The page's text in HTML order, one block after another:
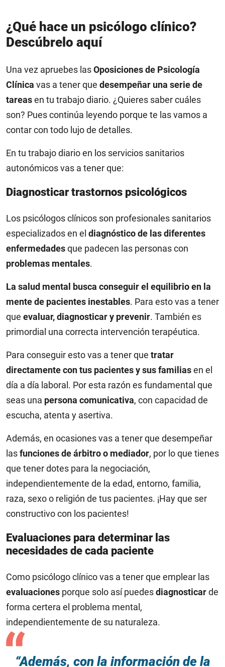
¿Qué hace un psicólogo clínico?
Descúbrelo aquí
Una vez apruebes lasOposiciones de Psicología
Clínica vas a tener que desempeñar una serie de
tareasen tu trabajo diario. ¿Quieres saber cuáles
son? Pues continúa leyendo porque te las vamos a
contar con todo lujo de detalles.
En tu trabajo diario en los servicios sanitarios
autonómicos vas a tener que:
Diagnosticar trastornos psicológicos
Los psicólogos clínicos son profesionales sanitarios
especializados en el diagnóstico de las diferentes
enfermedadesque padecen las personas con
problemas mentales.
La salud mental busca conseguir el equilibrio en la
mente de pacientes inestables. Para esto vas a tener
que evaluar, diagnosticar y prevenir. También es
primordial una correcta intervención terapéutica.
Para conseguir esto vas a tener que tratar
directamente con tus pacientes y sus familiasen el
día a día laboral. Por esta razón es fundamental que
seas una persona comunicativa, con capacidad de
escucha, atenta y asertiva.
Además, en ocasiones vas a tener que desempeñar
lasfunciones de árbitro o mediador, por lo que tienes
que tener dotes para la negociación,
independientemente de la edad, entorno, familia,
raza, sexo o religión de tus pacientes. ¡Hay que ser
constructivo con los pacientes!
Evaluaciones para determinar las
necesidades de cada paciente
Como psicólogo clínico vas a tener que emplear las
evaluaciones porque solo así puedesdiagnosticarde
forma certera el problema mental,
independientemente de su naturaleza.
“Además, con la información de la